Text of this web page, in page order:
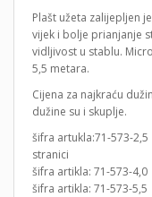
Plašt užeta zalijepljen
vijek i bolje prianjanje
vidljivost u stablu.
5,5 metara.
Cijena za najkraću
dužine su i skuplje.
šifra artukla:71-573-
stranici
šifra artikla: 71-573-
šifra artikla: 71-573-